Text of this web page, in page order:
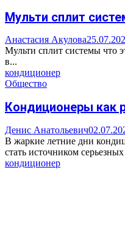
Мульти сплит
Анастасия Акулова
Мульти сплит системы что
в...
кондиционер
Общество
Кондиционеры как
Денис Анатольевич
В жаркие летние дни
стать источником
кондиционер